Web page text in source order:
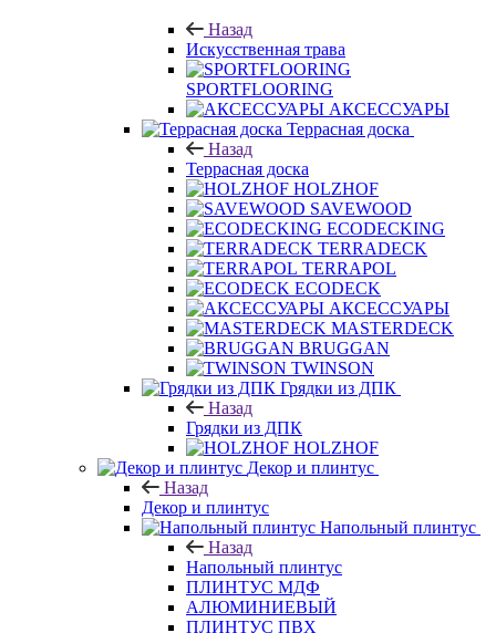
Назад
Искусственная трава
SPORTFLOORING
АКСЕССУАРЫ
Террасная доска
Назад
Террасная доска
HOLZHOF
SAVEWOOD
ECODECKING
TERRADECK
TERRAPOL
ECODECK
АКСЕССУАРЫ
MASTERDECK
BRUGGAN
TWINSON
Грядки из ДПК
Назад
Грядки из ДПК
HOLZHOF
Декор и плинтус
Назад
Декор и плинтус
Напольный плинтус
Назад
Напольный плинтус
ПЛИНТУС МДФ
АЛЮМИНИЕВЫЙ
ПЛИНТУС ПВХ